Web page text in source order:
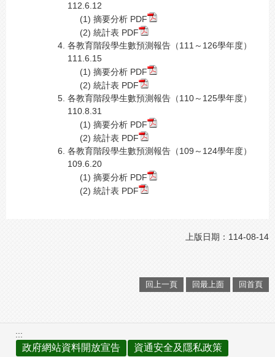
112.6.12
(1) 摘要分析 PDF
(2) 統計表 PDF
各教育階段學生數預測報告（111～126學年度）
111.6.15
(1) 摘要分析 PDF
(2) 統計表 PDF
各教育階段學生數預測報告（110～125學年度）
110.8.31
(1) 摘要分析 PDF
(2) 統計表 PDF
各教育階段學生數預測報告（109～124學年度）
109.6.20
(1) 摘要分析 PDF
(2) 統計表 PDF
上版日期：114-08-14
回上一頁 回最上面 回首頁
:::
政府網站資料開放宣告 資通安全及隱私政策